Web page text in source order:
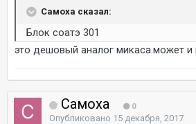
Самоха сказал:
Блок соатэ 301
это дешовый аналог микаса.может
Самоха 0
Опубликовано 15 декабря, 2017